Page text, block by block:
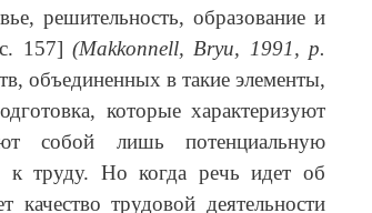
решительность, образование и
157] (Makkonnell, Bryu, 1991, р.
объединенных в такие элементы,
которые характеризуют
собой лишь потенциальную
к труду. Но когда речь идет об
трудовой деятельности